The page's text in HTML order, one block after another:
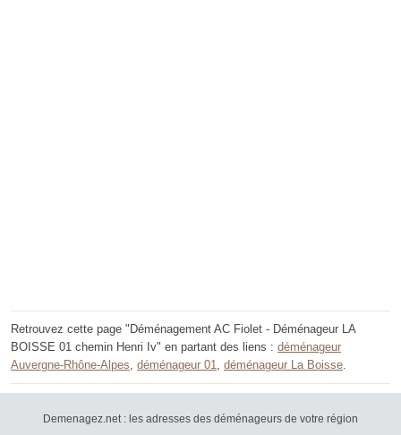
Retrouvez cette page "Déménagement AC Fiolet - Déménageur LA
BOISSE 01 chemin Henri Iv" en partant des liens : déménageur
Auvergne-Rhône-Alpes déménageur 01 déménageur La Boisse
Demenagez.net : les adresses des déménageurs de votre région